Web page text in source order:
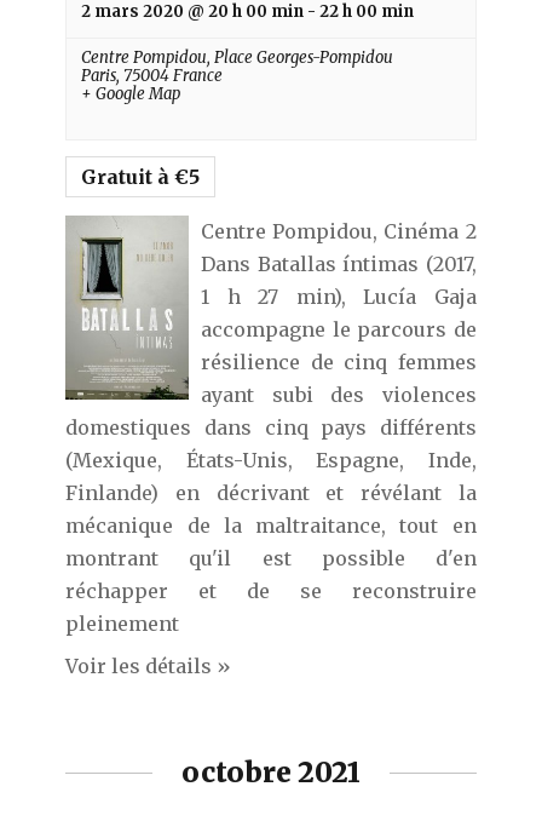
2 mars 2020 @ 20 h 00 min -22 h 00 min
Centre Pompidou,Place Georges-Pompidou
Paris, 75004 France
+ Google Map
Gratuit à €5
Centre Pompidou, Cinéma 2
Dans Batallas íntimas (2017,
1 h 27 min), Lucía Gaja
accompagne le parcours de
résilience de cinq femmes
ayant subi des violences
domestiques dans cinq pays différents
(Mexique, États-Unis, Espagne, Inde,
Finlande) en décrivant et révélant la
mécanique de la maltraitance, tout en
montrant qu'il est possible d'en
réchapper et de se reconstruire
pleinement
Voir les détails »
octobre 2021